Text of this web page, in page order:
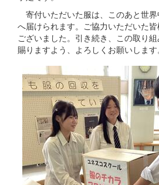
寄付いただいた服は、このあと世
へ届けられます。ご協力いただいた
ございました。引き続き、この取り
賜りますよう、よろしくお願いします。